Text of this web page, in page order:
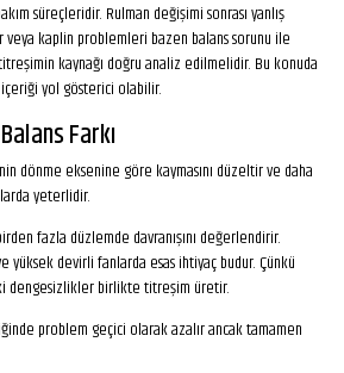
süreçleridir. Rulman değişimi sonrası yanlış
veya kaplin problemleri bazen balans sorunu ile
kaynağı doğru analiz edilmelidir. Bu konuda
içeriği yol gösterici olabilir.
Farkı
dönme eksenine göre kaymasını düzeltir ve daha
yeterlidir.
fazla düzlemde davranışını değerlendirir.
yüksek devirli fanlarda esas ihtiyaç budur. Çünkü
dengesizlikler birlikte titreşim üretir.
problem geçici olarak azalır ancak tamamen